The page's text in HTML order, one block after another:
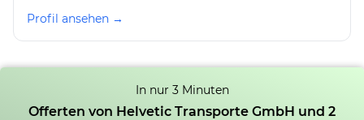
Profil ansehen →
In nur 3 Minuten
Offerten von Helvetic Transporte GmbH und 2